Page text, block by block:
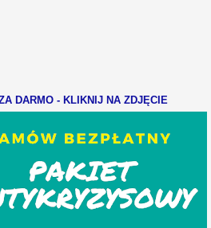
DARMO - KLIKNIJ NA ZDJĘCIE